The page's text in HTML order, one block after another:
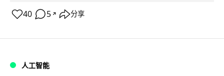
40 5 ↗ 分享
人工智能